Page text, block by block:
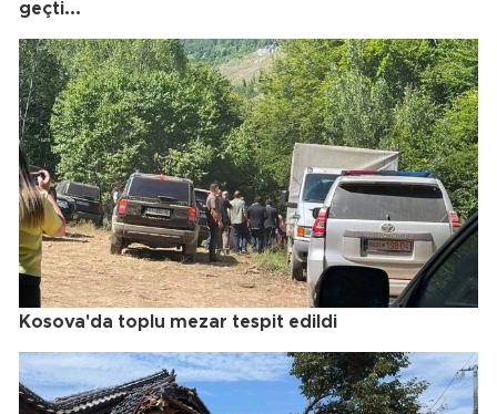
geçti...
Kosova'da toplu mezar tespit edildi